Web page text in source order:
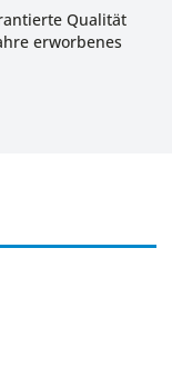
Qualität
erworbenes